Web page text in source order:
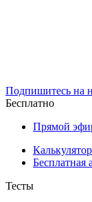
Подпишитесь на
Бесплатно
Прямой
Бесплатная
Тесты